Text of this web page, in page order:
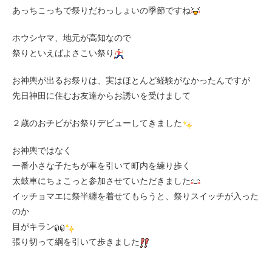
あっちこっちで祭りだわっしょいの季節ですね
ホウシヤマ、地元が高知なので
祭りといえばよさこい祭り
お神輿が出るお祭りは、実はほとんど経験がなかったんですが
先日神田に住むお友達からお誘いを受けまして
２歳のおチビがお祭りデビューしてきました
お神輿ではなく
一番小さな子たちが車を引いて町内を練り歩く
太鼓車にちょこっと参加させていただきました
イッチョマエに祭半纏を着せてもらうと、祭りスイッチが入った
のか
目がキラン
張り切って綱を引いて歩きました